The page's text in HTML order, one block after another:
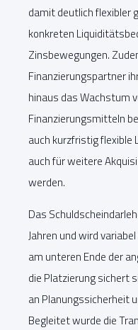
damit deutlich
konkreten
Zinsbewegungen.
Finanzierungspartner
hinaus das Wachstum
Finanzierungsmitteln
auch kurzfristig flexible
auch für weitere
werden.
Das
Jahren und wird
am unteren Ende der
die Platzierung sichert
an Planungssicherheit
Begleitet wurde die